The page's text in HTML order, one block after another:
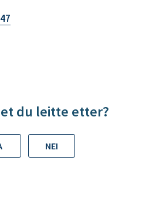
du leitte etter?
NEI